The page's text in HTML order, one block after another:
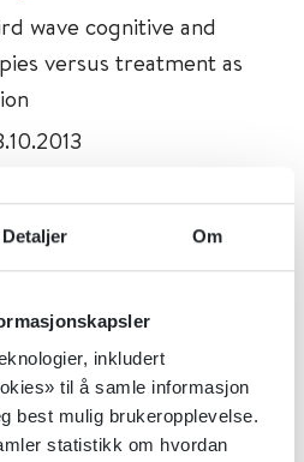
Detaljer Om
inkludert
til å samle informasjon
best mulig brukeropplevelse.
statistikk om hvordan
wave cognitive and
versus treatment as
mani, Psykoterapi
Depresjon og mani
forskning
Library